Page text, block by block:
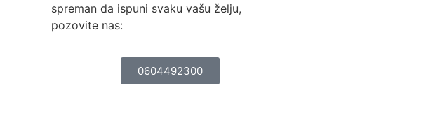
spreman da ispuni svaku vašu želju,
pozovite nas:
0604492300